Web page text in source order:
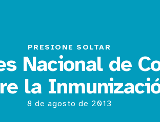
PRESIONE SOLTAR
Nacional de
la
8 de agosto de 2013